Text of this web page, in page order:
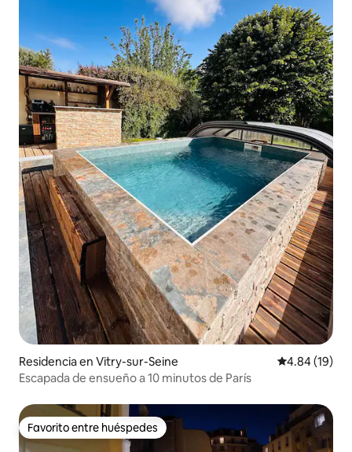
Residencia en Vitry-sur-Seine Calificación
4.84 (19)
Escapada de ensueño a 10 minutos de París
Favorito entre huéspedes
Favorito entre huéspedes